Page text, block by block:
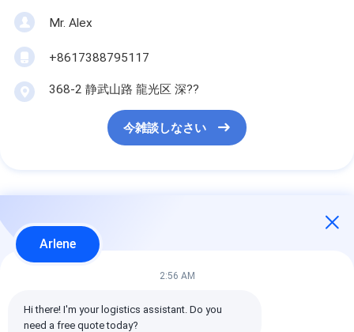
Mr. Alex
+8617388795117
368-2 静武山路 龍光区 深??
今雑談しなさい
Arlene
2:56 AM
Hi there! I'm your logistics assistant. Do you
need a free quote today?